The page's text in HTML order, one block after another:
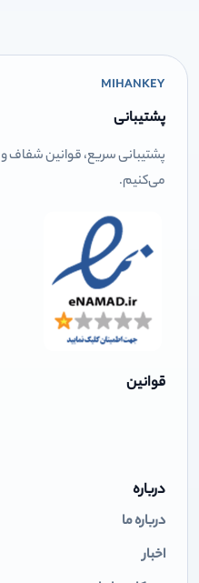
MIHANKEY
پشتیبانی
پشتیبانی سریع، قوانین شفاف و
می‌کنیم.
قوانین
درباره
درباره ما
اخبار